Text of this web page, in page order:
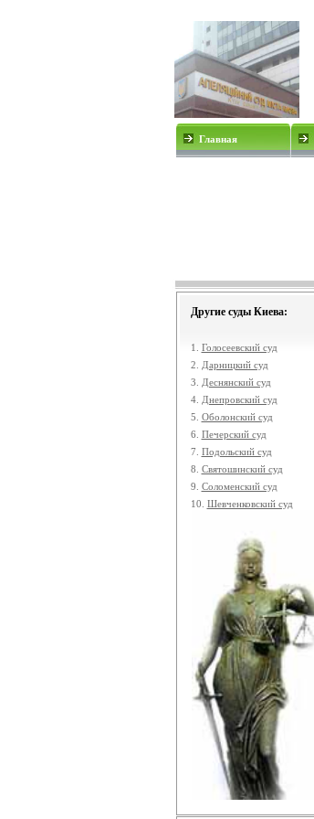
Главная
Другие суды Киева:
1. Голосеевский суд
2.
Дарницкий суд
3.
Деснянский суд
4. Днепровский суд
5. Оболонский суд
6. Печерский суд
7. Подольский суд
8. Святошинский суд
9. Соломенский суд
10. Шевченковский суд